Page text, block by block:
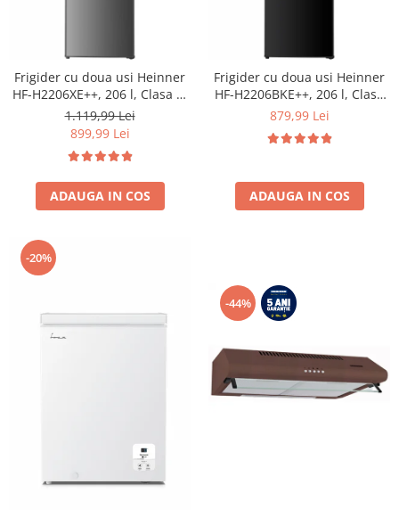
Frigider cu doua usi Heinner
HF-H2206XE++, 206 l, Clasa E,
lumina LED, 3 rafturi de sticla,
H 143 cm, Inox
1.119,99 Lei
899,99 Lei
ADAUGA IN COS
Frigider cu doua usi Heinner
HF-H2206BKE++, 206 l, Clasa
E, lumina LED, 3 rafturi de
879,99 Lei
ADAUGA IN COS
-20%
-44%